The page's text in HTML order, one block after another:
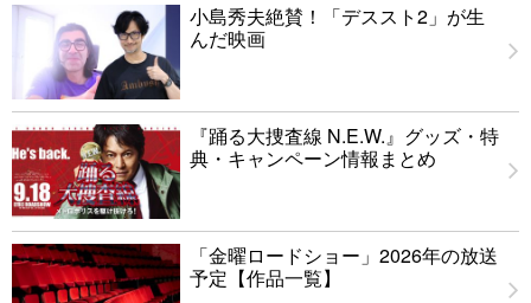
小島秀夫絶賛！「デススト2」が生
んだ映画
『踊る大捜査線 N.E.W.』グッズ・特
典・キャンペーン情報まとめ
「金曜ロードショー」2026年の放送
予定【作品一覧】